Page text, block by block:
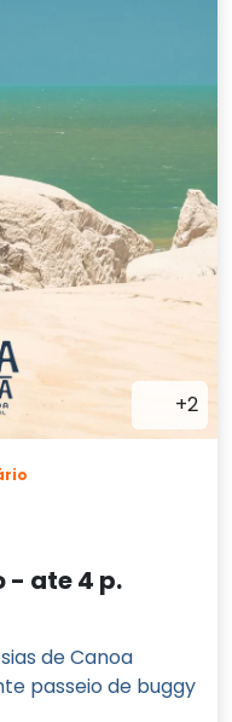
+2
- ate 4 p.
de Canoa
passeio de buggy